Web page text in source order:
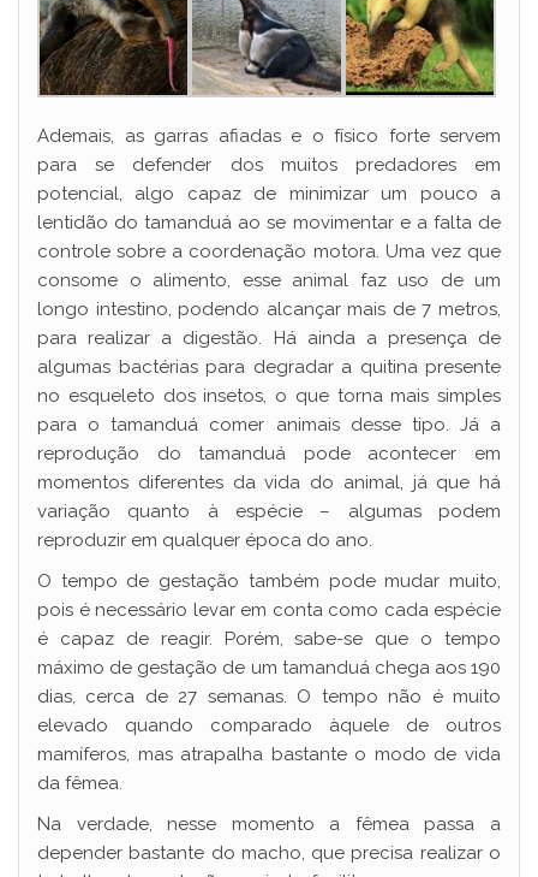
Ademais, as garras afiadas e o físico forte servem
para se defender dos muitos predadores em
potencial, algo capaz de minimizar um pouco a
lentidão do tamanduá ao se movimentar e a falta de
controle sobre a coordenação motora. Uma vez que
consome o alimento, esse animal faz uso de um
longo intestino, podendo alcançar mais de 7 metros,
para realizar a digestão. Há ainda a presença de
algumas bactérias para degradar a quitina presente
no esqueleto dos insetos, o que torna mais simples
para o tamanduá comer animais desse tipo. Já a
reprodução do tamanduá pode acontecer em
momentos diferentes da vida do animal, já que há
variação quanto à espécie – algumas podem
reproduzir em qualquer época do ano.
O tempo de gestação também pode mudar muito,
pois é necessário levar em conta como cada espécie
é capaz de reagir. Porém, sabe-se que o tempo
máximo de gestação de um tamanduá chega aos 190
dias, cerca de 27 semanas. O tempo não é muito
elevado quando comparado àquele de outros
mamíferos, mas atrapalha bastante o modo de vida
da fêmea.
Na verdade, nesse momento a fêmea passa a
depender bastante do macho, que precisa realizar o